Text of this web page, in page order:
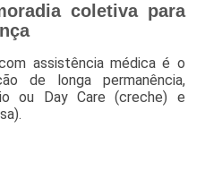
coletiva para
assistência médica é o
de longa permanência,
ou Day Care (creche) e